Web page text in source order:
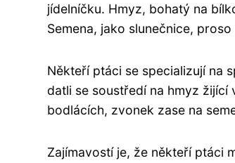
jídelníčku. Hmyz, bohatý na
Semena, jako slunečnice,
Někteří ptáci se specializují na
datli se soustředí na hmyz žijící
bodlácích, zvonek zase na
Zajímavostí je, že někteří ptáci